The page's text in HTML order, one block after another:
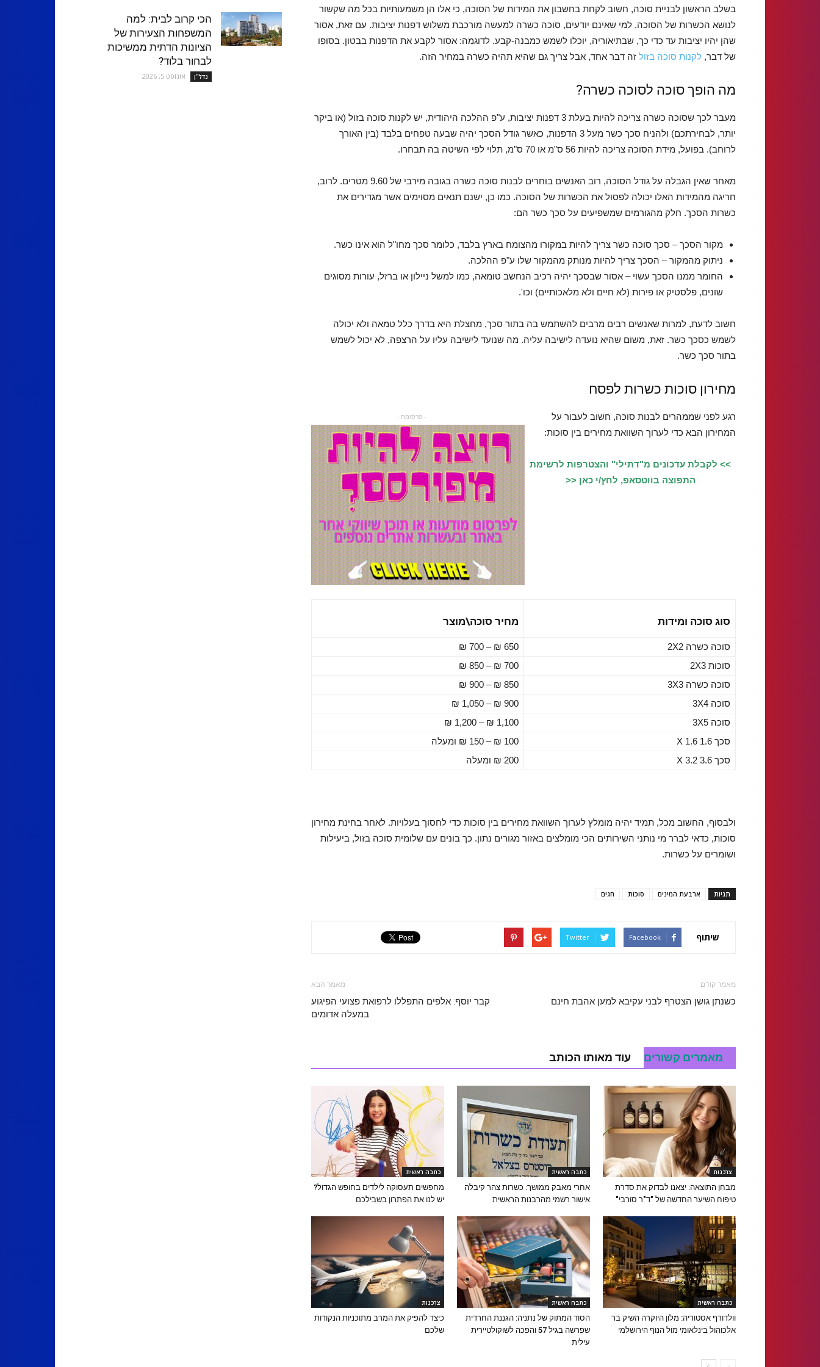
בשלב הראשון לבניית סוכה, חשוב לקחת בחשבון את המידות של הסוכה, כי אלו הן משמעותיות בכל מה שקשור
לנושא הכשרות של הסוכה. למי שאינם יודעים, סוכה כשרה למעשה מורכבת משלוש דפנות יציבות. עם זאת, אסור
שהן יהיו יציבות עד כדי כך, שבתיאוריה, יוכלו לשמש כמבנה-קבע. לדוגמה: אסור לקבע את הדפנות בבטון. בסופו
של דבר, לקנות סוכה בזול זה דבר אחד, אבל צריך גם שהיא תהיה כשרה במחיר הזה.
מה הופך סוכה לסוכה כשרה?
מעבר לכך שסוכה כשרה צריכה להיות בעלת 3 דפנות יציבות, ע"פ ההלכה היהודית, יש לקנות סוכה בזול (או ביקר
יותר, לבחירתכם) ולהניח סכך כשר מעל 3 הדפנות, כאשר גודל הסכך יהיה שבעה טפחים בלבד (בין האורך
לרוחב). בפועל, מידת הסוכה צריכה להיות 56 ס"מ או 70 ס"מ, תלוי לפי השיטה בה תבחרו.
מאחר שאין הגבלה על גודל הסוכה, רוב האנשים בוחרים לבנות סוכה כשרה בגובה מירבי של 9.60 מטרים. לרוב,
חריגה מהמידות האלו יכולה לפסול את הכשרות של הסוכה. כמו כן, ישנם תנאים מסוימים אשר מגדירים את
כשרות הסכך. חלק מהגורמים שמשפיעים על סכך כשר הם:
מקור הסכך – סכך סוכה כשר צריך להיות במקורו מהצומח בארץ בלבד, כלומר סכך מחו"ל הוא אינו כשר.
ניתוק מהמקור – הסכך צריך להיות מנותק מהמקור שלו ע"פ ההלכה.
החומר ממנו הסכך עשוי – אסור שבסכך יהיה רכיב הנחשב טומאה, כמו למשל ניילון או ברזל, עורות מסוגים
שונים, פלסטיק או פירות (לא חיים ולא מלאכותיים) וכו'.
חשוב לדעת, למרות שאנשים רבים מרבים להשתמש בה בתור סכך, מחצלת היא בדרך כלל טמאה ולא יכולה
לשמש כסכך כשר. זאת, משום שהיא נועדה לישיבה עליה. מה שנועד לישיבה עליו על הרצפה, לא יכול לשמש
בתור סכך כשר.
מחירון סוכות כשרות לפסח
- פרסומת -
רגע לפני שממהרים לבנות סוכה, חשוב לעבור על
המחירון הבא כדי לערוך השוואת מחירים בין סוכות:
>> לקבלת עדכונים מ"דתילי" והצטרפות לרשימת
התפוצה בווטסאפ, לחץ/י כאן <<
סוג סוכה ומידות מחיר סוכה\מוצר
סוכה כשרה 2X2
650 ₪ – 700 ₪
סוכות 2X3
700 ₪ – 850 ₪
סוכה כשרה 3X3
850 ₪ – 900 ₪
סוכה 3X4
900 ₪ – 1,050 ₪
סוכה 3X5
1,100 ₪ – 1,200 ₪
סכך 1.6 X 1.6
100 ₪ – 150 ₪ ומעלה
סכך 3.6 X 3.2
200 ₪ ומעלה
ולבסוף, החשוב מכל, תמיד יהיה מומלץ לערוך השוואת מחירים בין סוכות כדי לחסוך בעלויות. לאחר בחינת מחירון
סוכות, כדאי לברר מי נותני השירותים הכי מומלצים באזור מגורים נתון. כך בונים עם שלומית סוכה בזול, ביעילות
ושומרים על כשרות.
תגיות ארבעת המינים סוכות חגים
שיתוף Facebook
Twitter
מאמר קודם
כשנתן גושן הצטרף לבני עקיבא למען אהבת חינם
מאמר הבא
קבר יוסף: אלפים התפללו לרפואת פצועי הפיגוע
במעלה אדומים
מאמרים קשורים עוד מאותו הכותב
צרכנות
מבחן התוצאה: יצאנו לבדוק את סדרת
טיפוח השיער החדשה של "ד"ר סורבי"
כתבה ראשית
אחרי מאבק ממושך: כשרות צהר קיבלה
אישור רשמי מהרבנות הראשית
כתבה ראשית
מחפשים תעסוקה לילדים בחופש הגדול?
יש לנו את הפתרון בשבילכם
כתבה ראשית
וולדורף אסטוריה: מלון היוקרה השיק בר
אלכוהול בינלאומי מול הנוף הירושלמי
כתבה ראשית
הסוד המתוק של נתניה: הגננת החרדית
שפרשה בגיל 57 והפכה לשוקולטיירית
עילית
צרכנות
כיצד להפיק את המרב מתוכניות הנקודות
שלכם
הכי קרוב לבית: למה
המשפחות הצעירות של
הציונות הדתית ממשיכות
לבחור בלוד?
נדל''ן אוגוסט 5, 2026